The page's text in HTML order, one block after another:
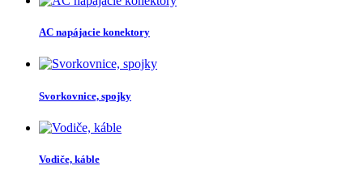
AC napájacie konektory
Svorkovnice, spojky
Vodiče, káble